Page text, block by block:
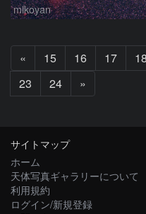
mikoyan
«
へ
15 16 17 18
23
24 »
へ
サイトマップ
ホーム
天体写真ギャラリーについて
利用規約
ログイン/新規登録